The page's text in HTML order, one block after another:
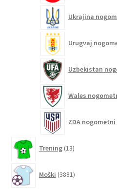
Ukrajina
Urugvaj
Uzbekistan
Wales
ZDA nogometni
Trening 13izdelkov
Moški 3881izdelkov